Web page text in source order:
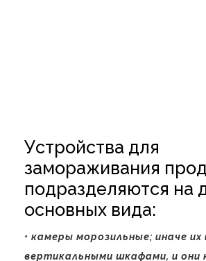
Устройства для
замораживания
подразделяются на
основных вида:
• камеры морозильные; иначе
вертикальными шкафами, и они